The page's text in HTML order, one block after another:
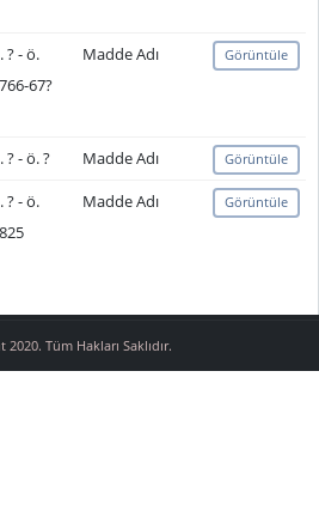
? - ö.
67?
Madde Adı Görüntüle
? - ö. ? Madde Adı Görüntüle
? - ö.
Madde Adı Görüntüle
Tüm Hakları Saklıdır.